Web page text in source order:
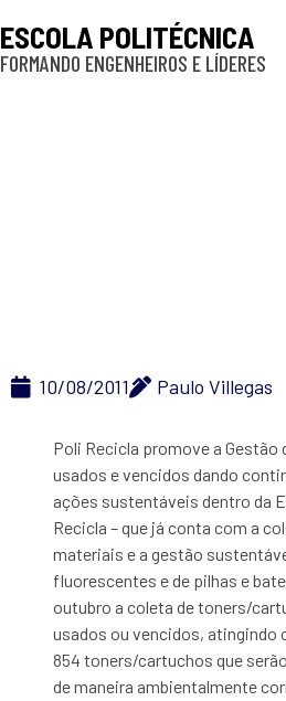
ESCOLA POLITÉCNICA
FORMANDO ENGENHEIROS E LÍDERES
10/08/2011 Paulo Villegas
Poli Recicla promove a Gestão
usados e vencidos dando
ações sustentáveis dentro da
Recicla – que já conta com a
materiais e a gestão
fluorescentes e de pilhas e
outubro a coleta de toners/
usados ou vencidos, atingindo
854 toners/cartuchos que
de maneira ambientalmente